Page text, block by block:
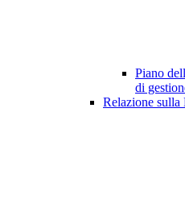
Piano
di
Relazione sulla